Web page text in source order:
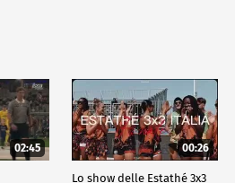
02:45 00:26
Lo show delle Estathé 3x3